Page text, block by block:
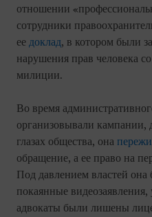
отношении
сотрудники
ее доклад, в котором были
нарушения прав человека
милиции.
Во время
организовывали
глазах общества, она
обращение, а ее право на
Под давлением властей
покаянные
адвокаты были лишены